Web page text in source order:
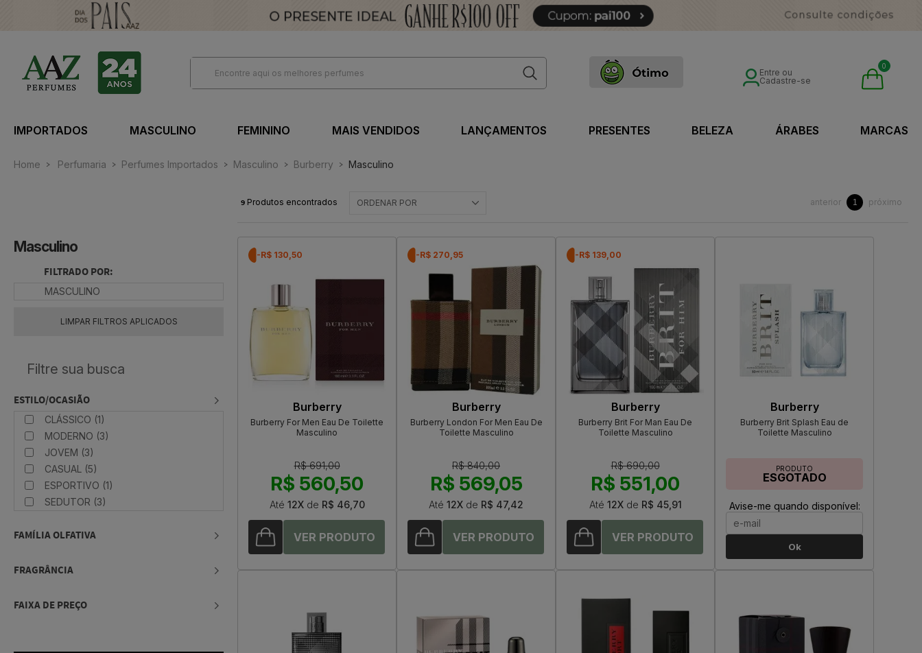
Entre ou
Cadastre-se
0
IMPORTADOS MASCULINO FEMININO MAIS VENDIDOS LANÇAMENTOS PRESENTES BELEZA ÁRABES MARCAS
Home Perfumaria Perfumes Importados Masculino Burberry Masculino
Masculino
FILTRADO POR:
MASCULINO
LIMPAR FILTROS APLICADOS
ESTILO/OCASIÃO
CLÁSSICO (1)
MODERNO (3)
JOVEM (3)
CASUAL (5)
ESPORTIVO (1)
SEDUTOR (3)
FAMÍLIA OLFATIVA
FRAGRÂNCIA
FAIXA DE PREÇO
ORDENAR POR
9 Produtos encontrados anterior 1 próximo
-R$ 130,50
Burberry
Burberry For Men Eau De Toilette
Masculino
R$ 691,00
R$ 560,50
Até 12Xde R$ 46,70
-R$ 270,95
Burberry
Burberry London For Men Eau De
Toilette Masculino
R$ 840,00
R$ 569,05
Até 12X de R$ 47,42
-R$ 139,00
Burberry
Burberry Brit For Man Eau De
Toilette Masculino
R$ 690,00
R$ 551,00
Até 12Xde R$ 45,91
Burberry
Burberry Brit Splash Eau de
Toilette Masculino
PRODUTO
ESGOTADO
Avise-me quando disponível:
Ok